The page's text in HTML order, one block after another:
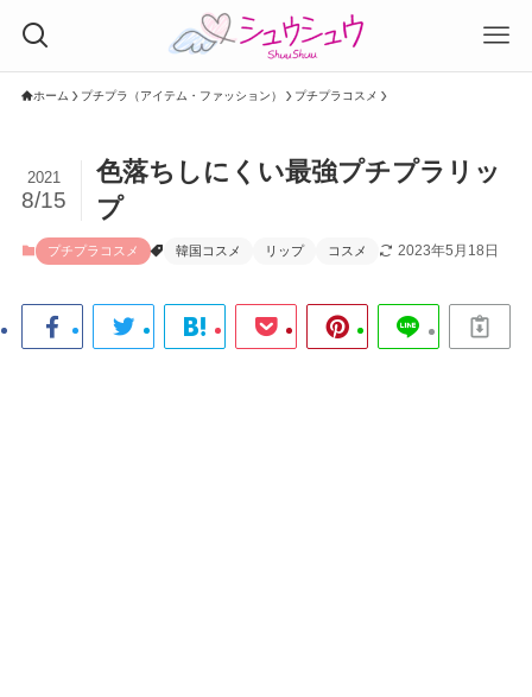
ホーム プチプラ（アイテム・ファッション） プチプラコスメ
色落ちしにくい最強プチプラリッ
プ
2021
8/15
プチプラコスメ 韓国コスメ リップ コスメ 2023年5月18日